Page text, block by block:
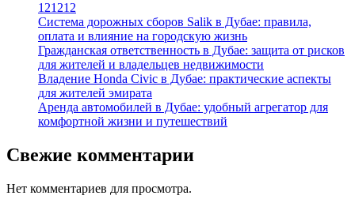
121212
Система дорожных сборов Salik в Дубае: правила,
оплата и влияние на городскую жизнь
Гражданская ответственность в Дубае: защита от рисков
для жителей и владельцев недвижимости
Владение Honda Civic в Дубае: практические аспекты
для жителей эмирата
Аренда автомобилей в Дубае: удобный агрегатор для
комфортной жизни и путешествий
Свежие комментарии
Нет комментариев для просмотра.